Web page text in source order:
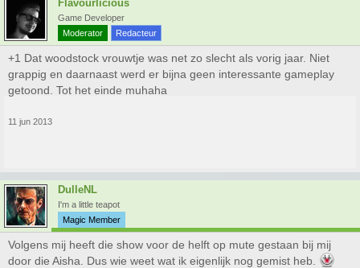
Flavourlicious
Game Developer
Moderator
Redacteur
+1 Dat woodstock vrouwtje was net zo slecht als vorig jaar. Niet
grappig en daarnaast werd er bijna geen interessante gameplay
getoond. Tot het einde muhaha
11 jun 2013
DulleNL
I'm a little teapot
Magic Member
Volgens mij heeft die show voor de helft op mute gestaan bij mij
door die Aisha. Dus wie weet wat ik eigenlijk nog gemist heb.